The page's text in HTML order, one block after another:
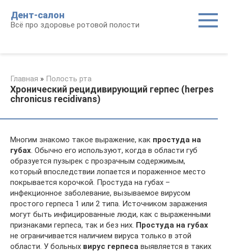
контенту
Дент-салон
Всё про здоровье ротовой полости
Главная » Полость рта
Хронический рецидивирующий герпес (herpes
chronicus recidivans)
Многим знакомо такое выражение, как простуда на
губах. Обычно его используют, когда в области губ
образуется пузырек с прозрачным содержимым,
который впоследствии лопается и пораженное место
покрывается корочкой. Простуда на губах –
инфекционное заболевание, вызываемое вирусом
простого герпеса 1 или 2 типа. Источником заражения
могут быть инфицированные люди, как с выраженными
признаками герпеса, так и без них. Простуда на губах
не ограничивается наличием вируса только в этой
области. У больных вирус герпеса выявляется в таких